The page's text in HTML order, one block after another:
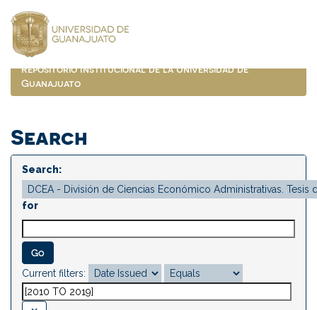
navigation
Repositorio Institucional de la Universidad de
Guanajuato
Search
Search:
for
Current filters: